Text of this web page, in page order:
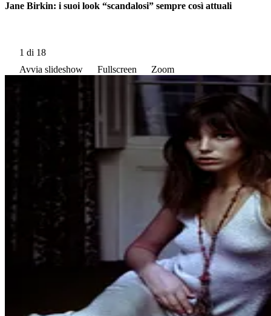
Jane Birkin: i suoi look “scandalosi” sempre così attuali
1 di 18
Avvia slideshow
Fullscreen Zoom